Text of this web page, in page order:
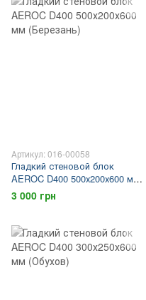
Артикул: 016-00058
Гладкий стеновой блок
AEROC D400 500х200х600 мм
(Березань)
3 000 грн